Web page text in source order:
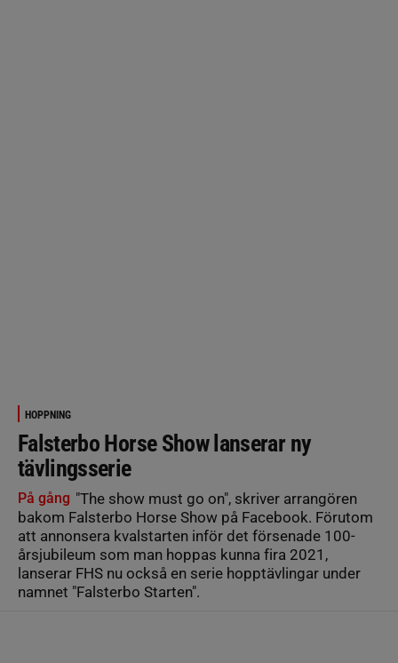
HOPPNING
Falsterbo Horse Show lanserar ny
tävlingsserie
På gång "The show must go on", skriver arrangören
bakom Falsterbo Horse Show på Facebook. Förutom
att annonsera kvalstarten inför det försenade 100-
årsjubileum som man hoppas kunna fira 2021,
lanserar FHS nu också en serie hopptävlingar under
namnet "Falsterbo Starten".